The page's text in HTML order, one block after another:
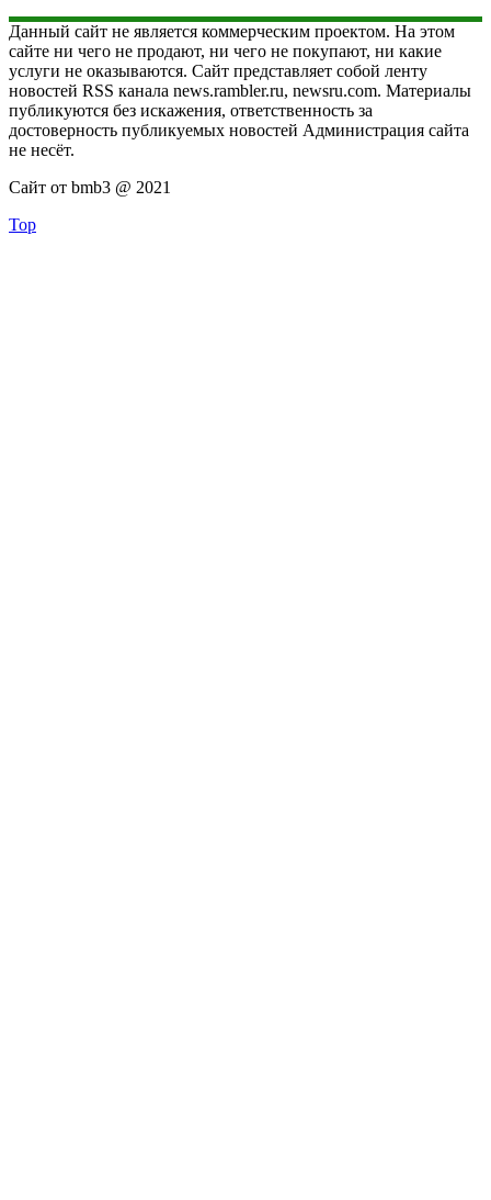
Данный сайт не является коммерческим проектом. На этом
сайте ни чего не продают, ни чего не покупают, ни какие
услуги не оказываются. Сайт представляет собой ленту
новостей RSS канала news.rambler.ru, newsru.com. Материалы
публикуются без искажения, ответственность за
достоверность публикуемых новостей Администрация сайта
не несёт.
Сайт от bmb3 @ 2021
Top